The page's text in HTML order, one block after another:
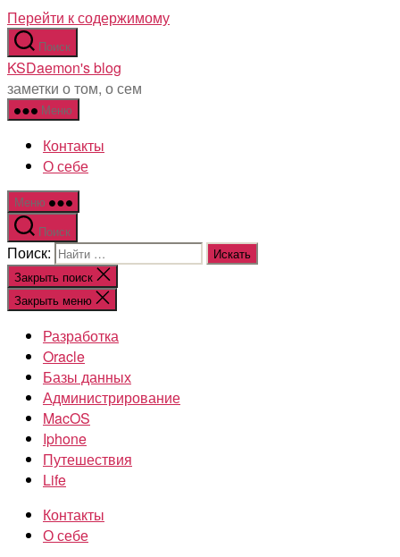
Перейти к содержимому
Поиск
KSDaemon's blog
заметки о том, о сем
Меню
Контакты
О себе
Меню
Поиск
Поиск:
Закрыть поиск
Закрыть меню
Разработка
Oracle
Базы данных
Администрирование
MacOS
Iphone
Путешествия
Life
Контакты
О себе